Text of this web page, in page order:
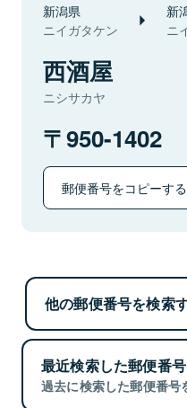
新潟県
ニイガタケン
新
ニ
西酒屋
ニシサカヤ
950-1402
郵便番号をコピーする
他の郵便番号を検索
最近検索した郵便番号
過去に検索した郵便番号